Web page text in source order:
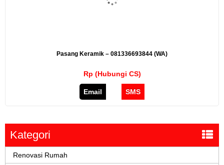
Pasang Keramik – 081336693844 (WA)
Rp (Hubungi CS)
Email SMS
Kategori
Renovasi Rumah